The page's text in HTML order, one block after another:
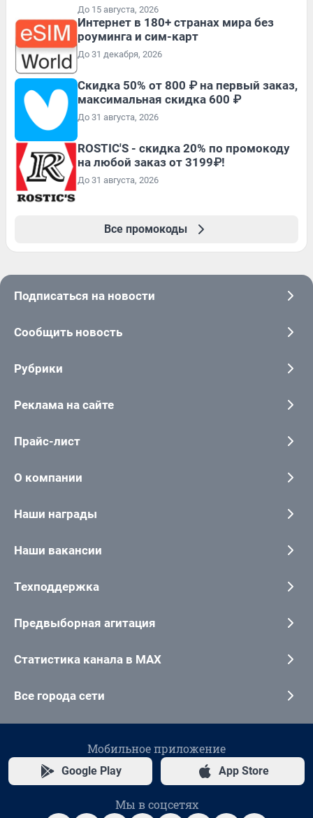
До 15 августа, 2026
Интернет в 180+ странах мира без
роуминга и сим-карт
До 31 декабря, 2026
Скидка 50% от 800 ₽ на первый заказ,
максимальная скидка 600 ₽
До 31 августа, 2026
ROSTIC'S - скидка 20% по промокоду
на любой заказ от 3199₽!
До 31 августа, 2026
Все промокоды
Подписаться на новости
Сообщить новость
Рубрики
Реклама на сайте
Прайс-лист
О компании
Наши награды
Наши вакансии
Техподдержка
Предвыборная агитация
Статистика канала в MAX
Все города сети
Мобильное приложение
Google Play App Store
Мы в соцсетях